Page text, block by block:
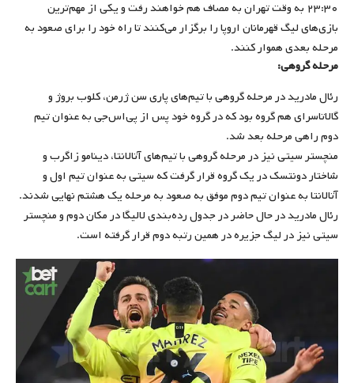
۲۳:۳۰ به وقت تهران به مصاف هم خواهند رفت و یکی از مهم‌ترین
بازی‌های لیگ قهرمانان اروپا را برگزار می‌کنند تا راه خود را برای صعود به
مرحله بعدی هموار کنند.
مرحله گروهی:
رئال مادرید در مرحله گروهی با تیم‌های پاری سن ژرمن، کلوب بروژ و
گالاتاسرای هم گروه بود که در گروه خود پس از پی‌اس‌جی به عنوان تیم
دوم راهی مرحله بعد شد.
منچستر سیتی نیز در مرحله گروهی با تیم‌های آتالانتا، دینامو زاگرب و
شاختار دونتسک در یک گروه قرار گرفت که سیتی به عنوان تیم اول و
آتالانتا به عنوان تیم دوم موفق به صعود به مرحله یک هشتم نهایی شدند.
رئال مادرید در حال حاضر در جدول رده‌بندی لالیگا در مکان دوم و منچستر
سیتی نیز در لیگ جزیره در همین رتبه دوم قرار گرفته است.